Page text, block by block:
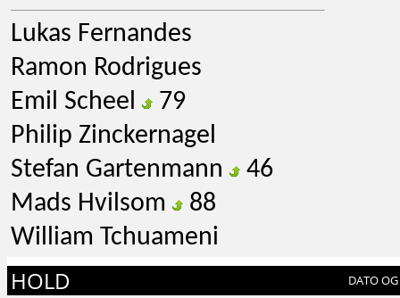
Lukas Fernandes
Ramon Rodrigues
Emil Scheel
79
Philip Zinckernagel
Stefan Gartenmann
46
Mads Hvilsom
88
William Tchuameni
HOLD DATO